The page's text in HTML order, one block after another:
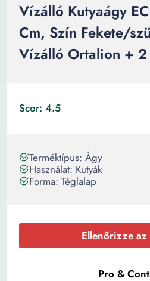
Vízálló Kutyaágy
Cm, Szín Fekete/
Vízálló Ortalion + 2
Scor: 4.5
Terméktípus: Ágy
Használat: Kutyák
Forma: Téglalap
Ellenőrizze az